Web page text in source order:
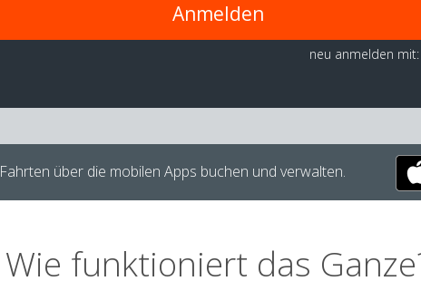
Anmelden
neu anmelden mit:
Fahrten über die mobilen Apps buchen und verwalten.
Wie funktioniert das